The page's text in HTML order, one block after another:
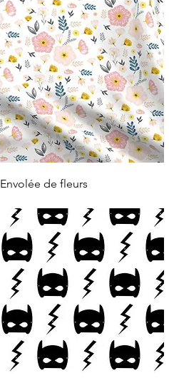
Vista rápida
Envolée de fleurs